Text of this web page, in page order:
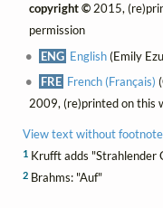
copyright ©2015,
permission
ENG English(Emily
FRE French (Français)
2009, (re)printed on this
View text without
1Krufft adds "Strahlender
2Brahms: "Auf"